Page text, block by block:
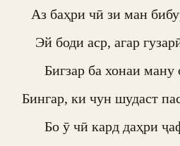
Аз баҳри чӣ зи ман
Эй боди аср, агар
Бигзар ба хонаи
Бингар, ки чун шудаст
Бо ӯ чӣ кард даҳри